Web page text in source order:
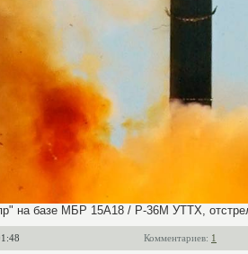
на базе МБР 15А18 / Р-36М УТТХ,
Комментариев: 1